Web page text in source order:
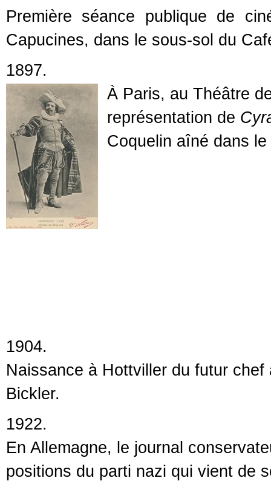
Première séance publique de
Capucines, dans le sous-sol du
1897.
À Paris, au Théâtre
représentation de
Coquelin aîné dans
1904.
Naissance à Hottviller du futur
Bickler.
1922.
En Allemagne, le journal
positions du parti nazi qui vient de